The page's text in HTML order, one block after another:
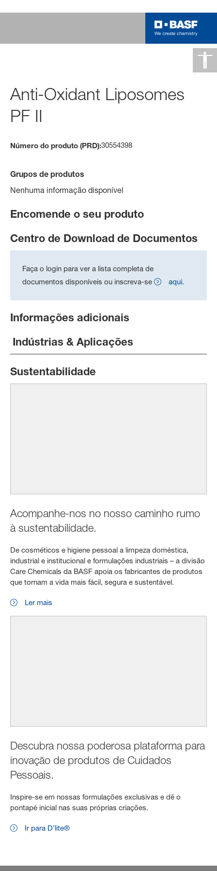
Anti-Oxidant Liposomes
PF II
Número do produto (PRD):30554398
Grupos de produtos
Nenhuma informação disponível
Encomende o seu produto
Centro de Download de Documentos
Faça o login para ver a lista completa de
documentos disponíveis ou inscreva-se
aqui.
Informações adicionais
Indústrias & Aplicações
Sustentabilidade
Acompanhe-nos no nosso caminho rumo
à sustentabilidade.
De cosméticos e higiene pessoal a limpeza doméstica,
industrial e institucional e formulações industriais – a divisão
Care Chemicals da BASF apoia os fabricantes de produtos
que tornam a vida mais fácil, segura e sustentável.
Ler mais
Descubra nossa poderosa plataforma para
inovação de produtos de Cuidados
Pessoais.
Inspire-se em nossas formulações exclusivas e dê o
pontapé inicial nas suas próprias criações.
Ir para D’lite®